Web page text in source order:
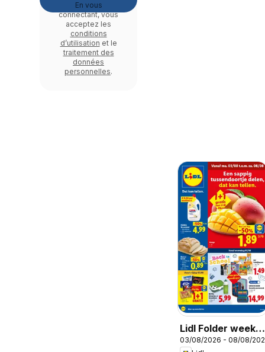
Lidl Folder week
32
03/08/2026 - 08/08/
En vous
connectant, vous
acceptez les
conditions
d’utilisation et le
traitement des
données
personnelles.